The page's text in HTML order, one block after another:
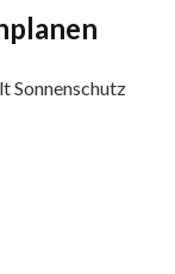
Sonnenschutz